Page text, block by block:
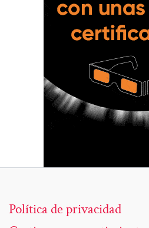
Política de privacidad